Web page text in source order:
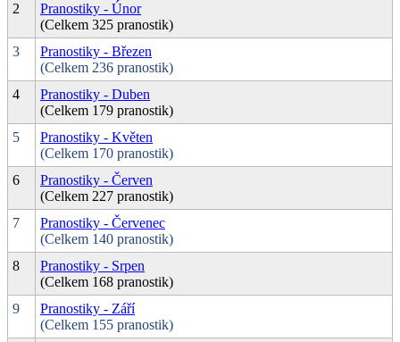
2
Pranostiky - Únor
(Celkem 325 pranostik)
3
Pranostiky - Březen
(Celkem 236 pranostik)
4
Pranostiky - Duben
(Celkem 179 pranostik)
5
Pranostiky - Květen
(Celkem 170 pranostik)
6
Pranostiky - Červen
(Celkem 227 pranostik)
7
Pranostiky - Červenec
(Celkem 140 pranostik)
8
Pranostiky - Srpen
(Celkem 168 pranostik)
9
Pranostiky - Září
(Celkem 155 pranostik)